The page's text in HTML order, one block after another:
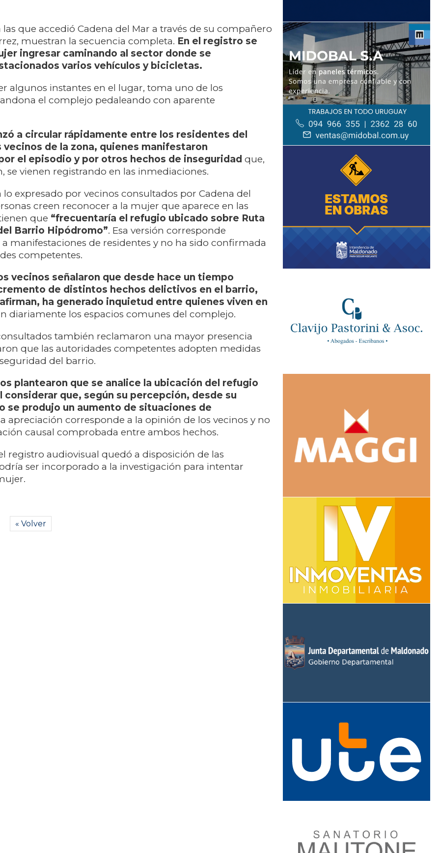
las que accedió Cadena del Mar a través de su compañero
muestran la secuencia completa. En el registro se
ingresar caminando al sector donde se
varios vehículos y bicicletas.
algunos instantes en el lugar, toma uno de los
el complejo pedaleando con aparente
a circular rápidamente entre los residentes del
de la zona, quienes manifestaron
el episodio y por otros hechos de inseguridad que,
se vienen registrando en las inmediaciones.
expresado por vecinos consultados por Cadena del
creen reconocer a la mujer que aparece en las
que “frecuentaría el refugio ubicado sobre Ruta
Barrio Hipódromo”. Esa versión corresponde
manifestaciones de residentes y no ha sido confirmada
competentes.
vecinos señalaron que desde hace un tiempo
de distintos hechos delictivos en el barrio,
ha generado inquietud entre quienes viven en
diariamente los espacios comunes del complejo.
también reclamaron una mayor presencia
que las autoridades competentes adopten medidas
del barrio.
plantearon que se analice la ubicación del refugio
considerar que, según su percepción, desde su
se produjo un aumento de situaciones de
apreciación corresponde a la opinión de los vecinos y no
causal comprobada entre ambos hechos.
registro audiovisual quedó a disposición de las
ser incorporado a la investigación para intentar
« Volver